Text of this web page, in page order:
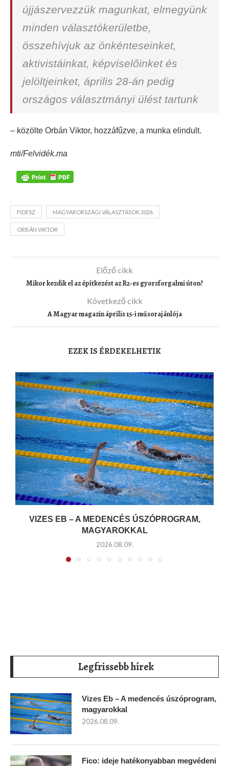
újjászervezzük magunkat, elmegyünk
minden választókerületbe,
összehívjuk az önkénteseinket,
aktivistáinkat, képviselőinket és
jelöltjeinket, április 28-án pedig
országos választmányi ülést tartunk
– közölte Orbán Viktor, hozzáfűzve, a munka elindult.
mti/Felvidék.ma
FIDESZ MAGYARORSZÁGI VÁLASZTÁSOK 2026
ORBÁN VIKTOR
Előző cikk
Mikor kezdik el az építkezést az R2-es gyorsforgalmi úton?
Következő cikk
A Magyar magazin április 15-i műsorajánlója
EZEK IS ÉRDEKELHETIK
VIZES EB – A MEDENCÉS ÚSZÓPROGRAM,
MAGYAROKKAL
2026.08.09.
Legfrissebb hírek
Vizes Eb – A medencés úszóprogram,
magyarokkal
2026.08.09.
Fico: ideje hatékonyabban megvédeni